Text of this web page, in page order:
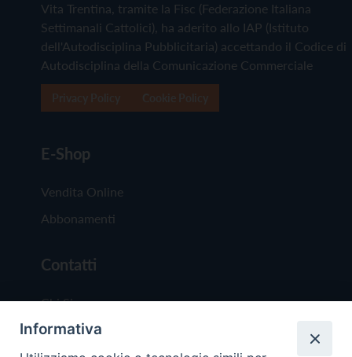
Vita Trentina, tramite la Fisc (Federazione Italiana
Settimanali Cattolici), ha aderito allo IAP (Istituto
dell'Autodisciplina Pubblicitaria) accettando il Codice di
Autodisciplina della Comunicazione Commerciale
E-Shop
Vendita Online
Abbonamenti
Contatti
Chi Siamo
Redazione
Informativa